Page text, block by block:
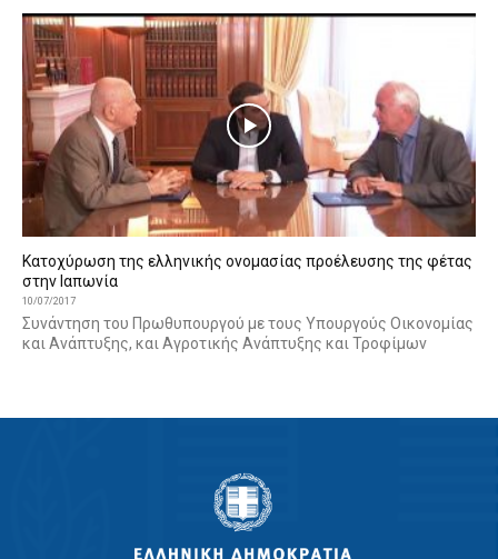
Κατοχύρωση της ελληνικής ονομασίας προέλευσης της φέτας
στην Ιαπωνία
10/07/2017
Συνάντηση του Πρωθυπουργού με τους Υπουργούς Οικονομίας
και Ανάπτυξης, και Αγροτικής Ανάπτυξης και Τροφίμων